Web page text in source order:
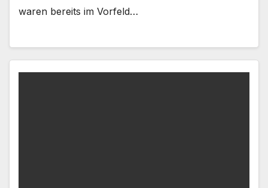
waren bereits im Vorfeld…